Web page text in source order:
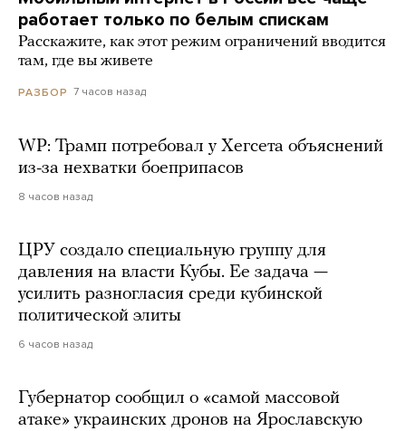
работает только по белым спискам
Расскажите, как этот режим ограничений вводится
там, где вы живете
РАЗБОР 7 часов назад
WP: Трамп потребовал у Хегсета объяснений
из-за нехватки боеприпасов
8 часов назад
ЦРУ создало специальную группу для
давления на власти Кубы. Ее задача —
усилить разногласия среди кубинской
политической элиты
6 часов назад
Губернатор сообщил о «самой массовой
атаке» украинских дронов на Ярославскую